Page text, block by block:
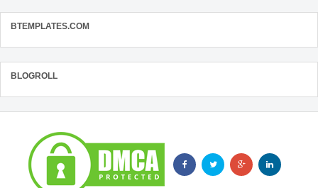
BTEMPLATES.COM
BLOGROLL